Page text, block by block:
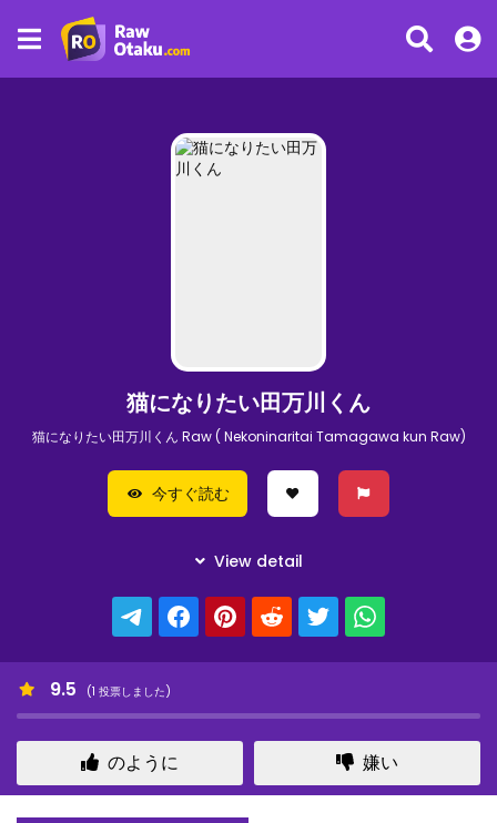
猫になりたい田万川くん
猫になりたい田万川くん Raw ( Nekoninaritai Tamagawa kun Raw)
今すぐ読む
9.5 (1 投票しました)
のように 嫌い